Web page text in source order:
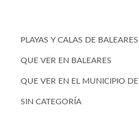
PLAYAS Y CALAS DE BALEARES
QUE VER EN BALEARES
QUE VER EN EL MUNICIPIO DE
SIN CATEGORÍA